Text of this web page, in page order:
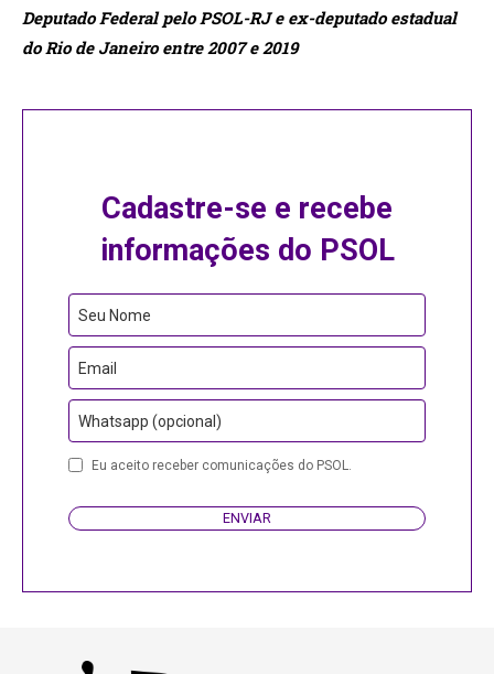
Deputado Federal pelo PSOL-RJ e ex-deputado estadual
do Rio de Janeiro entre 2007 e 2019
Cadastre-se e recebe
informações do PSOL
Contact
Email
Seu Nome
Email
Whatsapp (opcional)
Eu aceito receber comunicações do PSOL.
ENVIAR